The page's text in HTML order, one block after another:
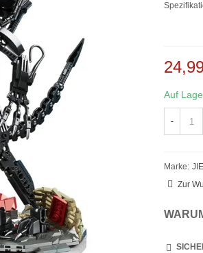
Auf
-
Marke:
Zur